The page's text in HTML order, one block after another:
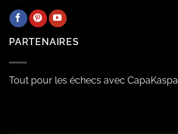
PARTENAIRES
Tout pour les échecs avec CapaKaspa